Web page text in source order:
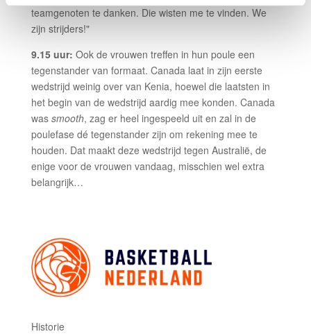
teamgenoten te danken. Die wisten me te vinden. We
zijn strijders!"
9.15 uur: Ook de vrouwen treffen in hun poule een
tegenstander van formaat. Canada laat in zijn eerste
wedstrijd weinig over van Kenia, hoewel die laatsten in
het begin van de wedstrijd aardig mee konden. Canada
was smooth, zag er heel ingespeeld uit en zal in de
poulefase dé tegenstander zijn om rekening mee te
houden. Dat maakt deze wedstrijd tegen Australië, de
enige voor de vrouwen vandaag, misschien wel extra
belangrijk…
Historie